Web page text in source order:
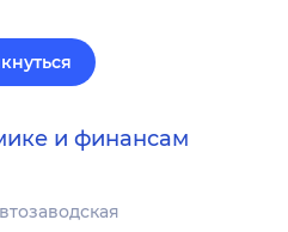
и финансам